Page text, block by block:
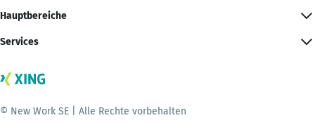
Hauptbereiche
Services
© New Work SE | Alle Rechte vorbehalten